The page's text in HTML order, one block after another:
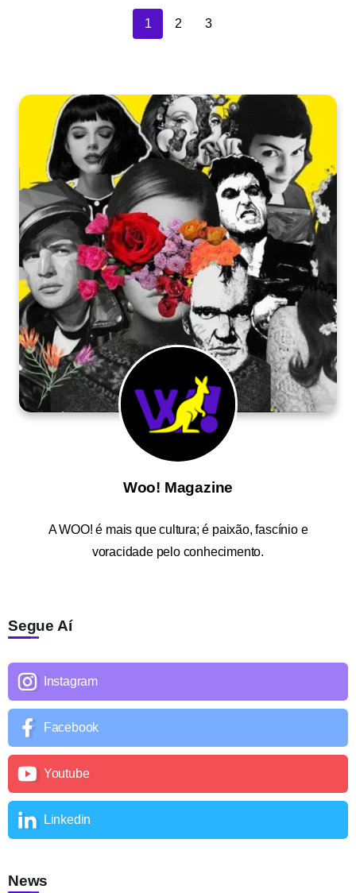
1 2 3
Woo! Magazine
AWOO! é mais que cultura; é paixão, fascínio e
voracidade pelo conhecimento.
Segue Aí
Instagram
Facebook
Youtube
Linkedin
News